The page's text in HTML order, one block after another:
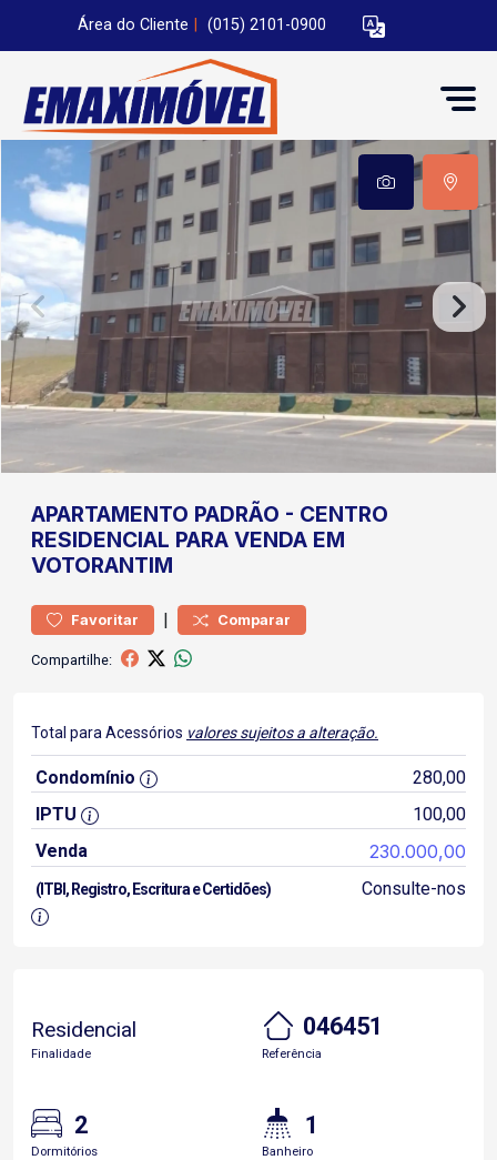
Área do Cliente (015) 2101-0900
APARTAMENTO PADRÃO - CENTRO
RESIDENCIAL PARA VENDA EM
VOTORANTIM
Favoritar | Comparar
Compartilhe:
Total para Acessórios valores sujeitos a alteração.
Condomínio
280,00
IPTU
100,00
Venda
230.000,00
(ITBI, Registro, Escritura e Certidões) Consulte-nos
Residencial
Finalidade
046451
Referência
2
Dormitórios
1
Banheiro